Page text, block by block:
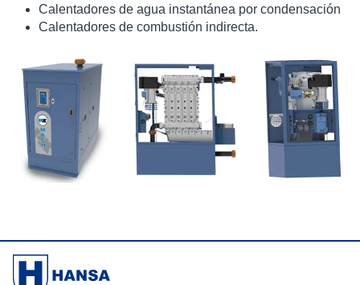
Calentadores de agua instantánea por condensación
Calentadores de combustión indirecta.